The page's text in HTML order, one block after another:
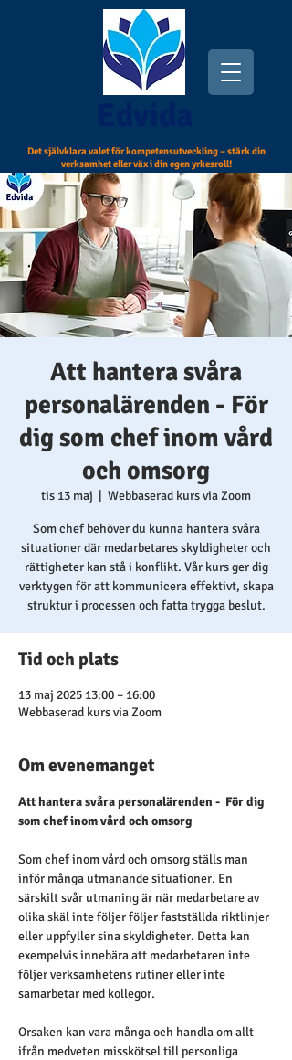
Det självklara valet för kompetensutveckling – stärk din
verksamhet eller väx i din egen yrkesroll!
Att hantera svåra
personalärenden - För
dig som chef inom vård
och omsorg
tis 13 maj Webbaserad kurs via Zoom
Som chef behöver du kunna hantera svåra
situationer där medarbetares skyldigheter och
rättigheter kan stå i konflikt. Vår kurs ger dig
verktygen för att kommunicera effektivt, skapa
struktur i processen och fatta trygga beslut.
Tid och plats
13 maj 2025 13:00 – 16:00
Webbaserad kurs via Zoom
Om evenemanget
Att hantera svåra personalärenden -  För dig
som chef inom vård och omsorg
Som chef inom vård och omsorg ställs man
inför många utmanande situationer. En
särskilt svår utmaning är när medarbetare av
olika skäl inte följer följer fastställda riktlinjer
eller uppfyller sina skyldigheter. Detta kan
exempelvis innebära att medarbetaren inte
följer verksamhetens rutiner eller inte
samarbetar med kollegor.
Orsaken kan vara många och handla om allt
ifrån medveten misskötsel till personliga